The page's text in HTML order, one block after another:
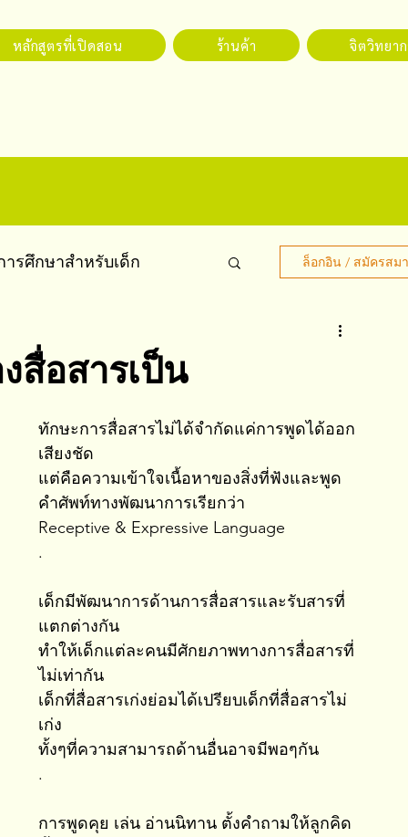
หลักสูตรที่เปิดสอน ร้านค้า จิตวิทยา
ารศึกษาสำหรับเด็ก ล็อกอิน / สมัครสม
อสารเป็น
ทักษะการสื่อสารไม่ได้จำกัดแค่การพูดได้ออก
เสียงชัด
แต่คือความเข้าใจเนื้อหาของสิ่งที่ฟังและพูด
คำศัพท์ทางพัฒนาการเรียกว่า
Receptive & Expressive Language
.
เด็กมีพัฒนาการด้านการสื่อสารและรับสารที่
แตกต่างกัน
ทำให้เด็กแต่ละคนมีศักยภาพทางการสื่อสารที่
ไม่เท่ากัน
เด็กที่สื่อสารเก่งย่อมได้เปรียบเด็กที่สื่อสารไม่
เก่ง
ทั้งๆที่ความสามารถด้านอื่นอาจมีพอๆกัน
.
การพูดคุย เล่น อ่านนิทาน ตั้งคำถามให้ลูกคิด